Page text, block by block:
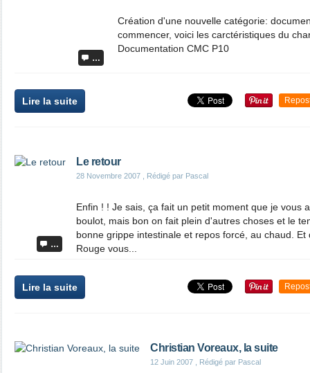
…
Création d'une nouvelle catégorie:
commencer, voici les carctéristiques du
Documentation CMC P10
Lire la suite
…
Le retour
28 Novembre 2007 , Rédigé par Pascal
Enfin ! ! Je sais, ça fait un petit moment que je vous
boulot, mais bon on fait plein d'autres choses et le
bonne grippe intestinale et repos forcé, au chaud.
Rouge vous...
Lire la suite
Christian Voreaux, la suite
12 Juin 2007 , Rédigé par Pascal